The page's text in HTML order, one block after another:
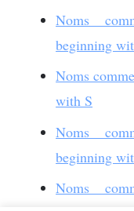
Noms
beginning
Noms
with S
Noms
beginning
Noms